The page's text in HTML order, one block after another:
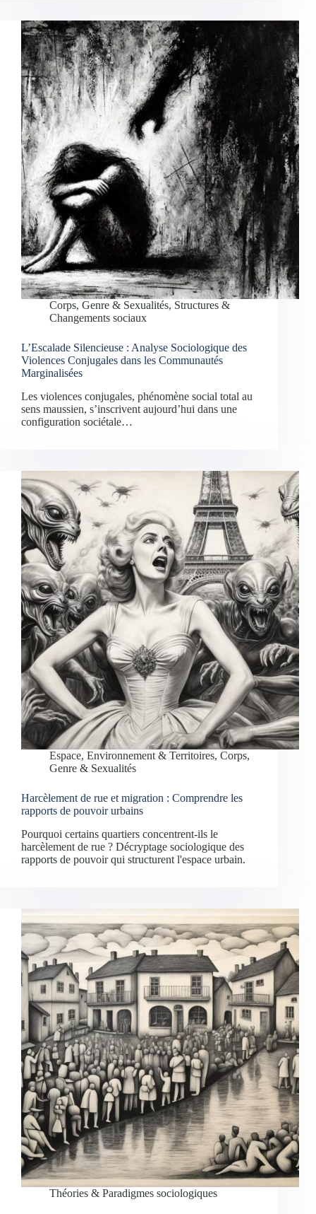
Corps, Genre & Sexualités, Structures &
Changements sociaux
L’Escalade Silencieuse : Analyse Sociologique des
Violences Conjugales dans les Communautés
Marginalisées
Les violences conjugales, phénomène social total au
sens maussien, s’inscrivent aujourd’hui dans une
configuration sociétale…
Espace, Environnement & Territoires, Corps,
Genre & Sexualités
Harcèlement de rue et migration : Comprendre les
rapports de pouvoir urbains
Pourquoi certains quartiers concentrent-ils le
harcèlement de rue ? Décryptage sociologique des
rapports de pouvoir qui structurent l'espace urbain.
Théories & Paradigmes sociologiques